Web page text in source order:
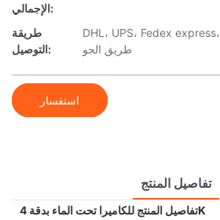
الإجمالي:
طريقة
التوصيل:
DHL، UPS، Fedex express، عن طريق البحر، عن
طريق الجو
استفسار
تفاصيل المنتج
تفاصيل المنتج للكاميرا تحت الماء بدقة 4K